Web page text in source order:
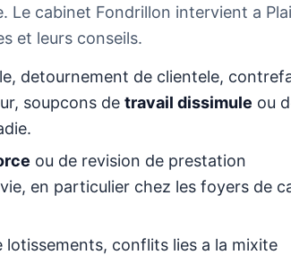
Le cabinet Fondrillon intervient a
et leurs conseils.
detournement de clientele,
soupcons detravail dissimule ou
ou de revision de prestation
en particulier chez les foyers de
lotissements, conflits lies a la mixite